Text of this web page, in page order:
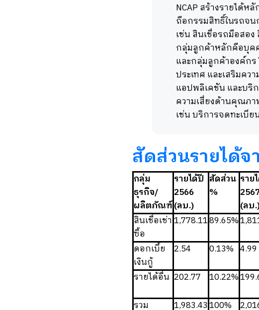
NCAP สร้างรายได้
ถือกรรมสิทธิ์ในรถจน
เช่น สินเชื่อรถมือสอ
กลุ่มลูกค้าหลักคือบุค
และกลุ่มลูกค้าองค์กร
ประเทศ และเสริมค
แอปพลิเคชัน และบริ
ความเสี่ยงด้านคุณภา
เช่น บริการจดทะเบี
สัดส่วนรายได้
กลุ่ม
ธุรกิจ/
ผลิตภัณฑ์
รายได้ปี
2566
(ลบ.)
สัดส่วน
%
ราย
2567
(ลบ
สินเชื่อเช่า
ซื้อ
1,778.1189.65%
ดอกเบี้ย
เงินกู้
2.54 0.13% 4.99
รายได้อื่น 202.77 10.22%
รวม
1,983.43100%